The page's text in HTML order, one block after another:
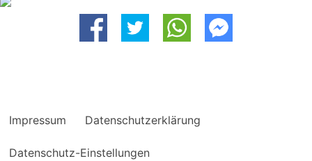
Impressum Datenschutzerklärung
Datenschutz-Einstellungen